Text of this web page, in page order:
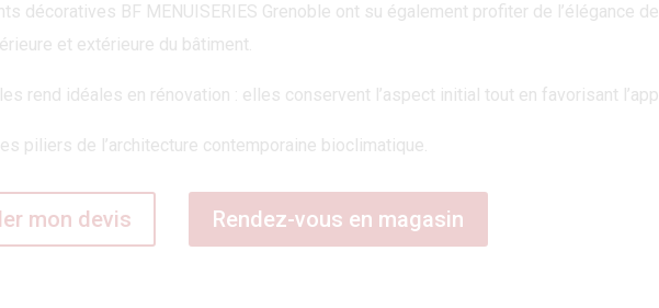
décoratives BF MENUISERIES Grenoble ont su également profiter de l’élégance
et extérieure du bâtiment.
rend idéales en rénovation : elles conservent l’aspect initial tout en favorisant
piliers de l’architecture contemporaine bioclimatique.
mon devis Rendez-vous en magasin